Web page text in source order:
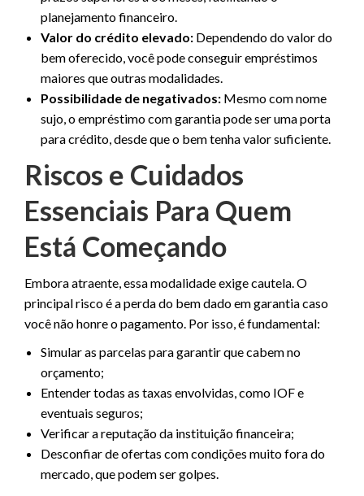
planejamento financeiro.
Valor do crédito elevado: Dependendo do valor do
bem oferecido, você pode conseguir empréstimos
maiores que outras modalidades.
Possibilidade de negativados: Mesmo com nome
sujo, o empréstimo com garantia pode ser uma porta
para crédito, desde que o bem tenha valor suficiente.
Riscos e Cuidados
Essenciais Para Quem
Está Começando
Embora atraente, essa modalidade exige cautela. O
principal risco é a perda do bem dado em garantia caso
você não honre o pagamento. Por isso, é fundamental:
Simular as parcelas para garantir que cabem no
orçamento;
Entender todas as taxas envolvidas, como IOF e
eventuais seguros;
Verificar a reputação da instituição financeira;
Desconfiar de ofertas com condições muito fora do
mercado, que podem ser golpes.